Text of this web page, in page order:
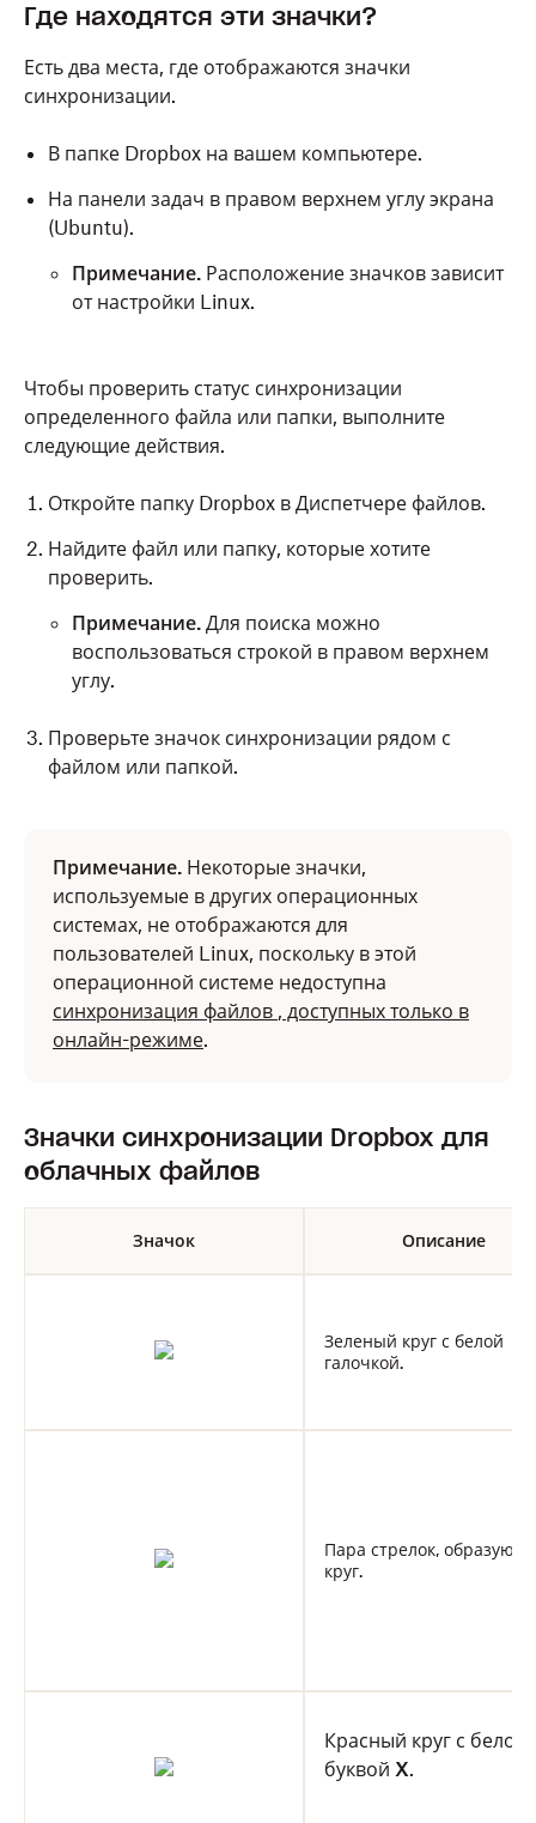
Где находятся эти значки?
Есть два места, где отображаются значки
синхронизации.
В папке Dropbox на вашем компьютере.
На панели задач в правом верхнем углу экрана
(Ubuntu).
Примечание. Расположение значков зависит
от настройки Linux.
Чтобы проверить статус синхронизации
определенного файла или папки, выполните
следующие действия.
Откройте папку Dropbox в Диспетчере файлов.
Найдите файл или папку, которые хотите
проверить.
Примечание. Для поиска можно
воспользоваться строкой в правом верхнем
углу.
Проверьте значок синхронизации рядом с
файлом или папкой.
Примечание. Некоторые значки,
используемые в других операционных
системах, не отображаются для
пользователей Linux, поскольку в этой
операционной системе недоступна
синхронизация файлов , доступных только в
онлайн-режиме.
Значки синхронизации Dropbox для
облачных файлов
Значок Описание
Зеленый круг с белой
галочкой.
Пара стрелок,
круг.
Красный круг с белой
буквой X.